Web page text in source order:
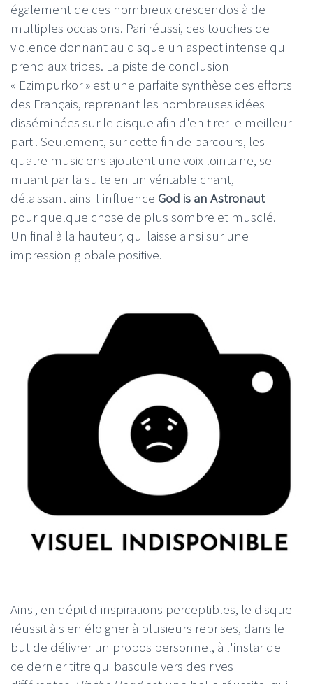
également de ces nombreux crescendos à de
multiples occasions. Pari réussi, ces touches de
violence donnant au disque un aspect intense qui
prend aux tripes. La piste de conclusion
« Ezimpurkor » est une parfaite synthèse des efforts
des Français, reprenant les nombreuses idées
disséminées sur le disque afin d'en tirer le meilleur
parti. Seulement, sur cette fin de parcours, les
quatre musiciens ajoutent une voix lointaine, se
muant par la suite en un véritable chant,
délaissant ainsi l'influence God is an Astronaut
pour quelque chose de plus sombre et musclé.
Un final à la hauteur, qui laisse ainsi sur une
impression globale positive.
Ainsi, en dépit d'inspirations perceptibles, le disque
réussit à s'en éloigner à plusieurs reprises, dans le
but de délivrer un propos personnel, à l'instar de
ce dernier titre qui bascule vers des rives